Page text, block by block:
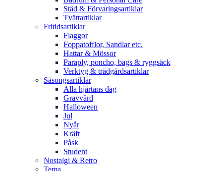
Städ & Förvaringsartiklar
Tvättartiklar
Fritidsartiklar
Flaggor
Foppatofflor, Sandlar etc.
Hattar & Mössor
Paraply, poncho, bags & ryggsäck
Verktyg & trädgårdsartiklar
Säsongsartiklar
Alla hjärtans dag
Gravvård
Halloween
Jul
Nyår
Kräft
Påsk
Student
Nostalgi & Retro
Tema